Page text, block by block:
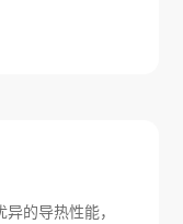
的导热性能，